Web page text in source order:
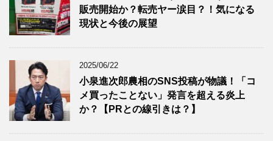
販売開始か？転売ヤー涙目？！気になる
現状と今後の展望
2025/06/22
小泉進次郎農相のSNS投稿が物議！「コ
メ買ったことない」発言を超える炎上
か？【PRとの線引きは？】